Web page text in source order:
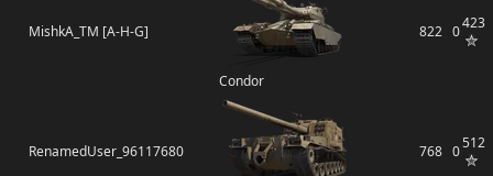
MishkA_TM [A-H-G]
Condor
822 0423
RenamedUser_96117680 768 0512